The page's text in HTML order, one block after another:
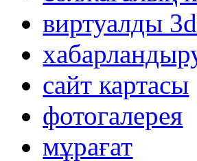
виртуалды
сайт картасы
фотогалерея
мұрағат